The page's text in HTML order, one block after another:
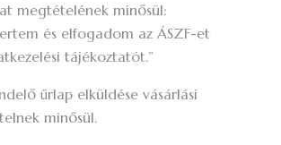
megtételének minősül:
és elfogadom az ÁSZF-et
tájékoztatót.”
űrlap elküldése vásárlási
minősül.